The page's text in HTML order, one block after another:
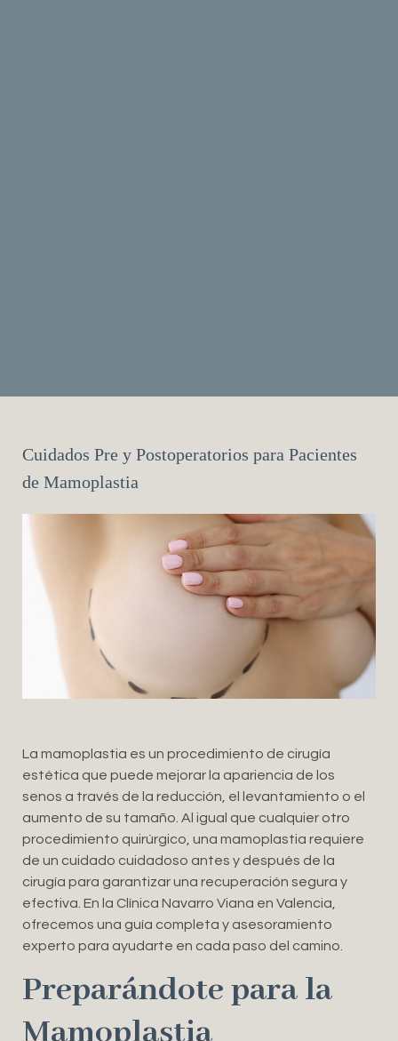
Cuidados Pre y Postoperatorios para Pacientes
de Mamoplastia
La mamoplastia es un procedimiento de cirugía
estética que puede mejorar la apariencia de los
senos a través de la reducción, el levantamiento o el
aumento de su tamaño. Al igual que cualquier otro
procedimiento quirúrgico, una mamoplastia requiere
de un cuidado cuidadoso antes y después de la
cirugía para garantizar una recuperación segura y
efectiva. En la Clínica Navarro Viana en Valencia,
ofrecemos una guía completa y asesoramiento
experto para ayudarte en cada paso del camino.
Preparándote para la